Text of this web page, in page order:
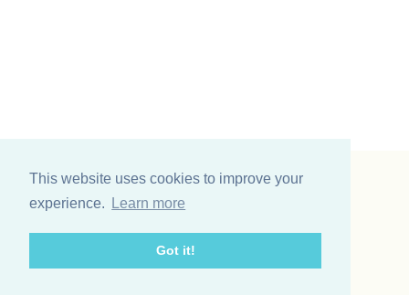
This website uses cookies to improve your
experience.
Learn more
Got it!
Vinding et co A/S
Telefon: +45 75 31 02 11